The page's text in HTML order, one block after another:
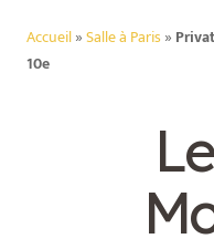
Accueil»Salle à Paris »
10e